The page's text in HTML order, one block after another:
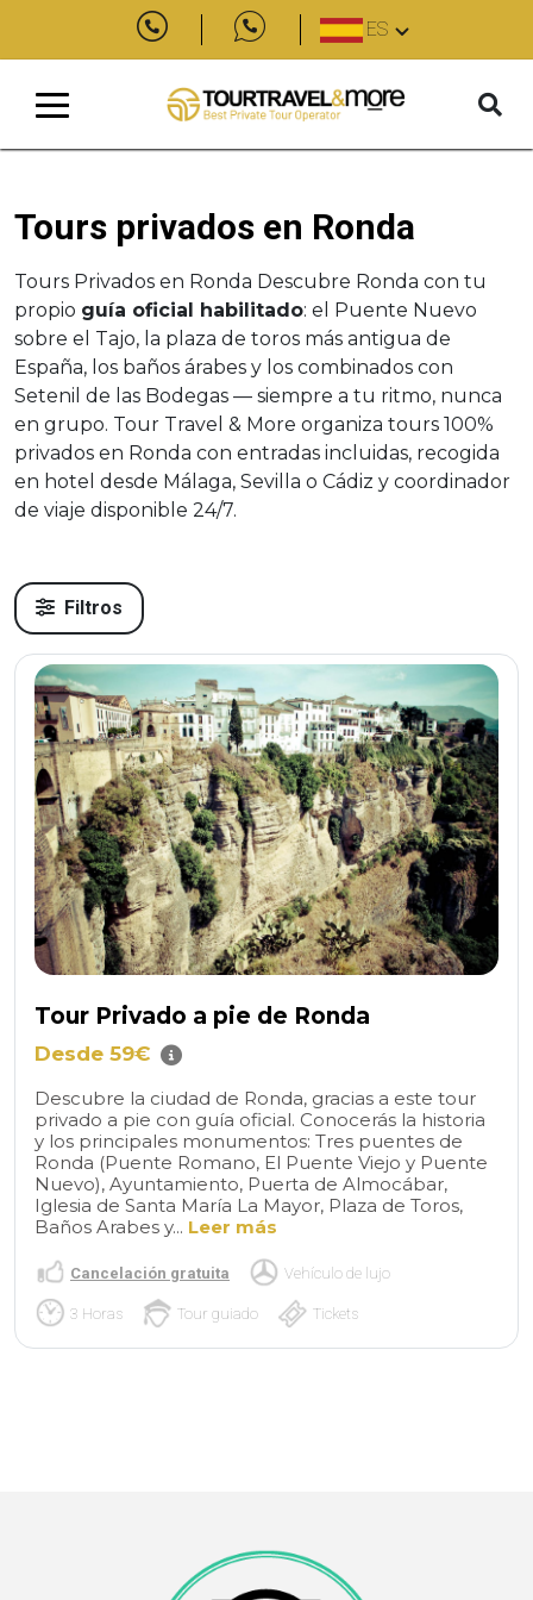
ES
Tours privados en Ronda
Tours Privados en Ronda Descubre Ronda con tu
propio guía oficial habilitado: el Puente Nuevo
sobre el Tajo, la plaza de toros más antigua de
España, los baños árabes y los combinados con
Setenil de las Bodegas — siempre a tu ritmo, nunca
en grupo. Tour Travel & More organiza tours 100%
privados en Ronda con entradas incluidas, recogida
en hotel desde Málaga, Sevilla o Cádiz y coordinador
de viaje disponible 24/7.
Filtros
Tour Privado a pie de Ronda
Desde 59€
Descubre la ciudad de Ronda, gracias a este tour
privado a pie con guía oficial. Conocerás la historia
y los principales monumentos: Tres puentes de
Ronda (Puente Romano, El Puente Viejo y Puente
Nuevo), Ayuntamiento, Puerta de Almocábar,
Iglesia de Santa María La Mayor, Plaza de Toros,
Baños Arabes y... Leer más
Cancelación gratuita Vehículo de lujo
3 Horas Tour guiado Tickets